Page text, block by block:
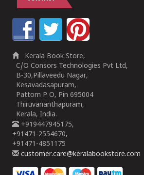
Kerala Book Store,
C/O Consors Technologies Pvt Ltd,
B-30,Pillaveedu Nagar,
Kesavadasapuram,
Pattom P O, Pin 695004
Thiruvananthapuram,
Kerala, India.
+919447945175,
+91471-2554670,
+91471-4851175
customer.care@keralabookstore.com